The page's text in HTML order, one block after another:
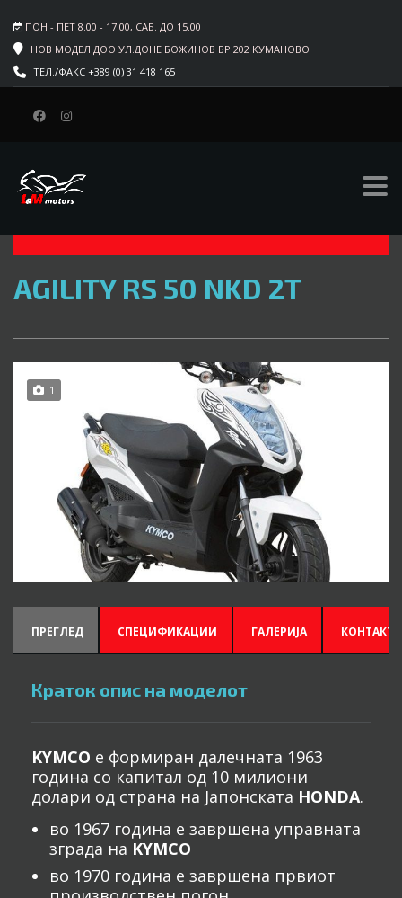
ПОН - ПЕТ 8.00 - 17.00, САБ. ДО 15.00
НОВ МОДЕЛ ДОО УЛ.ДОНЕ БОЖИНОВ БР.202 КУМАНОВО
ТЕЛ./ФАКС +389 (0) 31 418 165
AGILITY RS 50 NKD 2T
1
ПРЕГЛЕД СПЕЦИФИКАЦИИ ГАЛЕРИЈА
Краток опис на моделот
KYMCO е формиран далечната 1963
година со капитал од 10 милиони
долари од страна на Јапонската HONDA.
во 1967 година е завршена управната
зграда на KYMCO
во 1970 година е завршена првиот